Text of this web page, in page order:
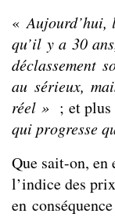
«
qu’il y a 30
déclassement
au sérieux,
réel » ; et
qui progresse
Que sait-on,
l’indice des
en